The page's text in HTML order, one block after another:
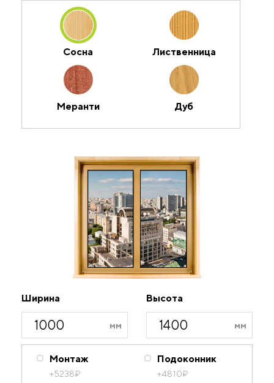
Сосна Лиственница
Меранти Дуб
Ширина Высота
Монтаж
+5238₽
Подоконник
+4810₽